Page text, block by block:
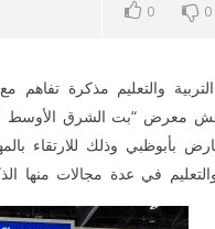
0 0
والتعليم مذكرة
بأبوظبي وذلك للارتقاء
والتعليم في عدة مجالات منها